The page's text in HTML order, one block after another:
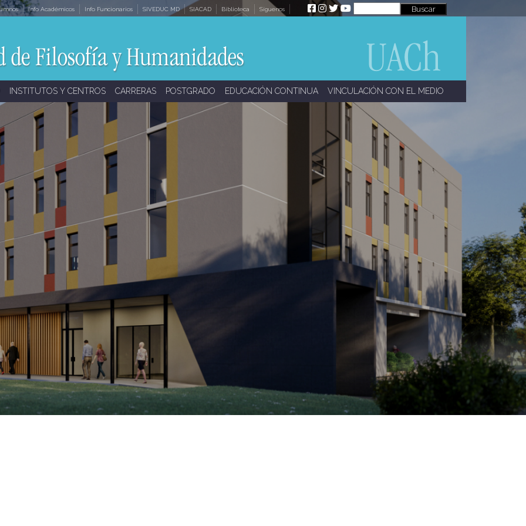
Info Académicos Info Funcionarios SIVEDUC MD SIACAD Biblioteca Síguenos
INSTITUTOS Y CENTROS CARRERAS POSTGRADO EDUCACIÓN CONTINUA VINCULACIÓN CON EL MEDIO